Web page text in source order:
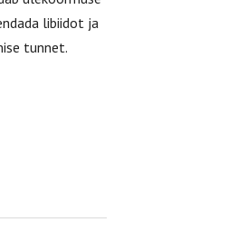
libiidot ja
tunnet.